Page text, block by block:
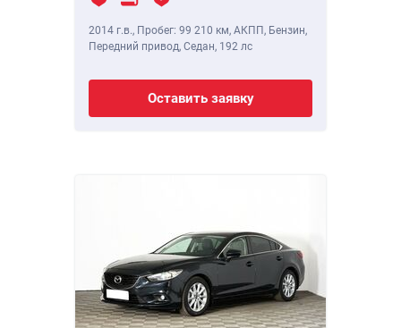
2014 г.в., Пробег: 99 210 км, АКПП, Бензин,
Передний привод, Седан, 192 лс
Оставить заявку